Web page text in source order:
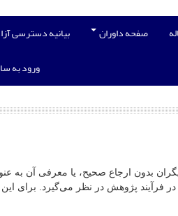
صفحه داوران بیانیه دسترسی
ورود به
دیگران بدون ارجاع صحیح، یا معرفی آن
پژوهش در نظر می‌گیرد. برای این